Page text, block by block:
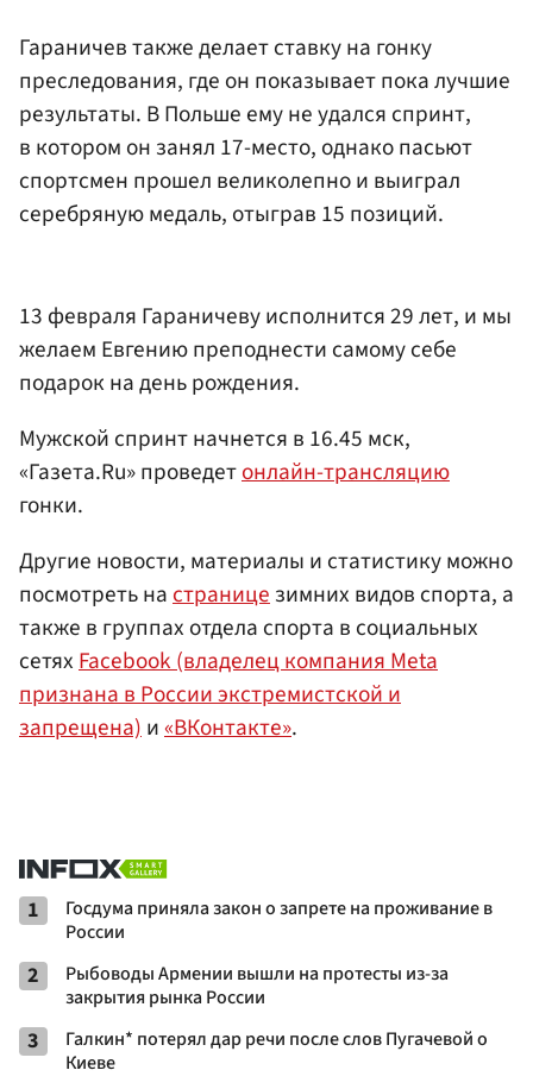
Гараничев также делает ставку на гонку
преследования, где он показывает пока лучшие
результаты. В Польше ему не удался спринт,
в котором он занял 17-место, однако пасьют
спортсмен прошел великолепно и выиграл
серебряную медаль, отыграв 15 позиций.
13 февраля Гараничеву исполнится 29 лет, и мы
желаем Евгению преподнести самому себе
подарок на день рождения.
Мужской спринт начнется в 16.45 мск,
«Газета.Ru» проведетонлайн-трансляцию
гонки.
Другие новости, материалы и статистику можно
посмотреть настраницезимних видов спорта, а
также в группах отдела спорта в социальных
сетяхFacebook (владелец компания Meta
признана в России экстремистской и
запрещена)и«ВКонтакте».
1
Госдума приняла закон о запрете на проживание в
России
2
Рыбоводы Армении вышли на протесты из-за
закрытия рынка России
3
Галкин* потерял дар речи после слов Пугачевой о
Киеве